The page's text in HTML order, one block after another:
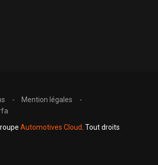
Mention légales
Automotives Cloud . Tout droits